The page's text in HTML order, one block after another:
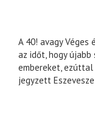
A 40! avagy
az időt, hogy
embereket,
jegyzett